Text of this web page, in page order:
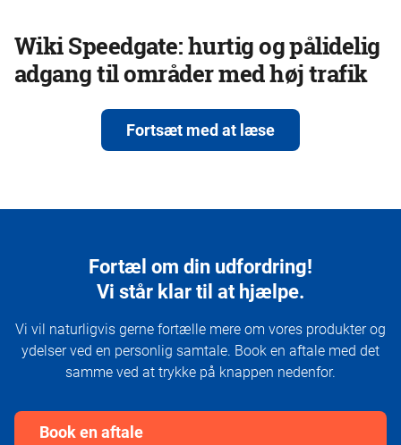
Wiki Speedgate: hurtig og pålidelig
adgang til områder med høj trafik
Fortsæt med at læse
Fortæl om din udfordring!
Vi står klar til at hjælpe.
Vi vil naturligvis gerne fortælle mere om vores produkter og
ydelser ved en personlig samtale. Book en aftale med det
samme ved at trykke på knappen nedenfor.
Book en aftale